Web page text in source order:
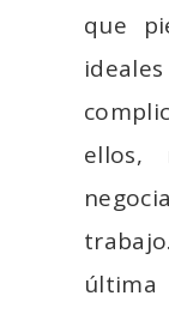
que
ellos,
última